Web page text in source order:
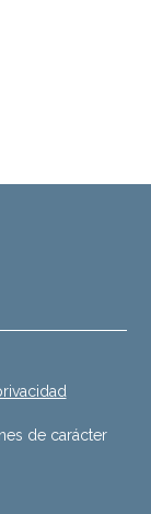
de carácter